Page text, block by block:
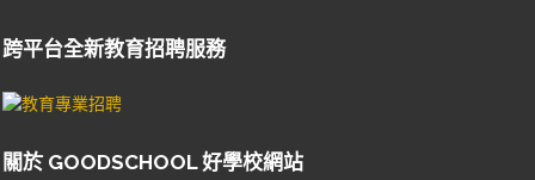
跨平台全新教育招聘服務
關於 GOODSCHOOL 好學校網站